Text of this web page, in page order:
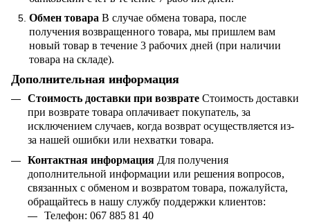
Обмен товара В случае обмена товара, после
получения возвращенного товара, мы пришлем вам
новый товар в течение 3 рабочих дней (при наличии
товара на складе).
Дополнительная информация
Стоимость доставки при возврате Стоимость доставки
при возврате товара оплачивает покупатель, за
исключением случаев, когда возврат осуществляется из-
за нашей ошибки или нехватки товара.
Контактная информация Для получения
дополнительной информации или решения вопросов,
связанных с обменом и возвратом товара, пожалуйста,
обращайтесь в нашу службу поддержки клиентов:
Телефон: 067 885 81 40